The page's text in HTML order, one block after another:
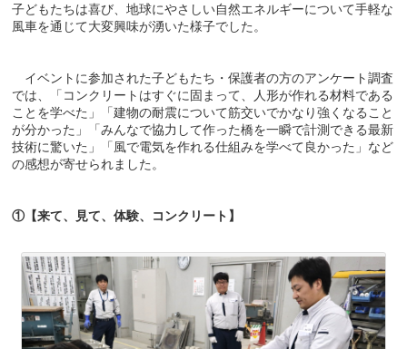
子どもたちは喜び、地球にやさしい自然エネルギーについて手軽な
風車を通じて大変興味が湧いた様子でした。
イベントに参加された子どもたち・保護者の方のアンケート調査
では、「コンクリートはすぐに固まって、人形が作れる材料である
ことを学べた」「建物の耐震について筋交いでかなり強くなること
が分かった」「みんなで協力して作った橋を一瞬で計測できる最新
技術に驚いた」「風で電気を作れる仕組みを学べて良かった」など
の感想が寄せられました。
①【来て、見て、体験、コンクリート】